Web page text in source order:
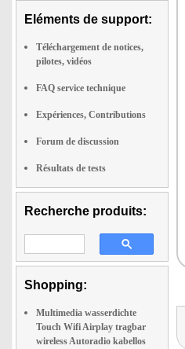
Eléments de support:
Téléchargement de notices,
pilotes, vidéos
FAQ service technique
Expériences, Contributions
Forum de discussion
Résultats de tests
Recherche produits:
Shopping:
Multimedia wasserdichte
Touch Wifi Airplay tragbar
wireless Autoradio kabellos